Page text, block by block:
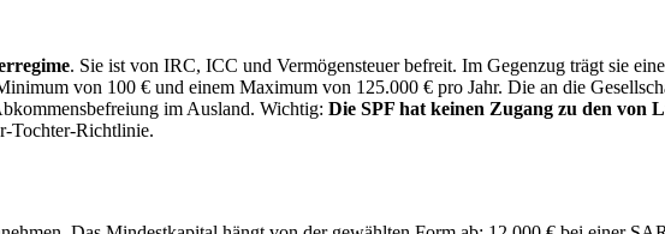
. Sie ist von IRC, ICC und Vermögensteuer befreit. Im Gegenzug trägt sie eine
von 100 € und einem Maximum von 125.000 € pro Jahr. Die an die
im Ausland. Wichtig: Die SPF hat keinen Zugang zu den von
Tochter-Richtlinie.